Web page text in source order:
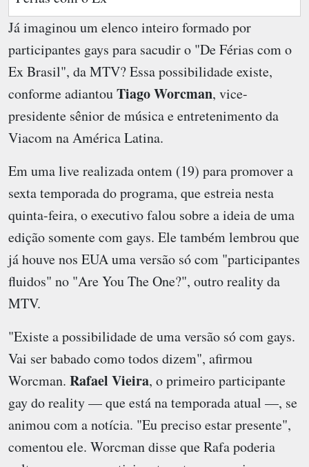
Já imaginou um elenco inteiro formado por
participantes gays para sacudir o "De Férias com o
Ex Brasil", da MTV? Essa possibilidade existe,
conforme adiantouTiago Worcman, vice-
presidente sênior de música e entretenimento da
Viacom na América Latina.
Em uma live realizada ontem (19) para promover a
sexta temporada do programa, que estreia nesta
quinta-feira, o executivo falou sobre a ideia de uma
edição somente com gays. Ele também lembrou que
já houve nos EUA uma versão só com "participantes
fluidos" no "Are You The One?", outro reality da
MTV.
"Existe a possibilidade de uma versão só com gays.
Vai ser babado como todos dizem", afirmou
Worcman. Rafael Vieira, o primeiro participante
gay do reality — que está na temporada atual —, se
animou com a notícia. "Eu preciso estar presente",
comentou ele. Worcman disse que Rafa poderia